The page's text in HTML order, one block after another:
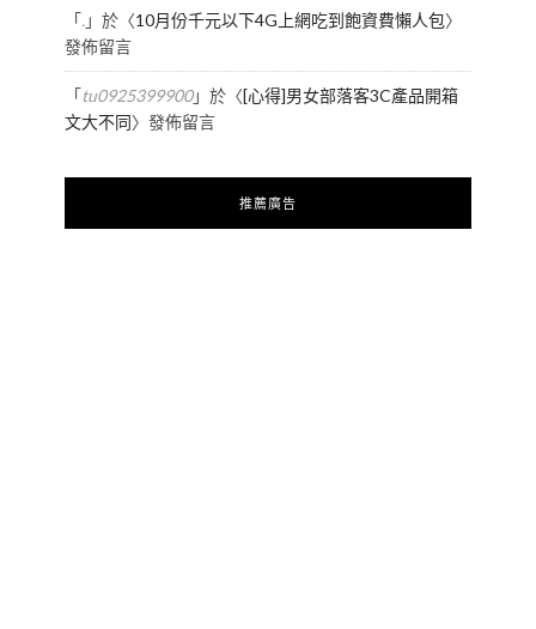
「.」於〈10月份千元以下4G上網吃到飽資費懶人包〉
發佈留言
「tu0925399900」於〈[心得]男女部落客3C產品開箱
文大不同〉發佈留言
推薦廣告